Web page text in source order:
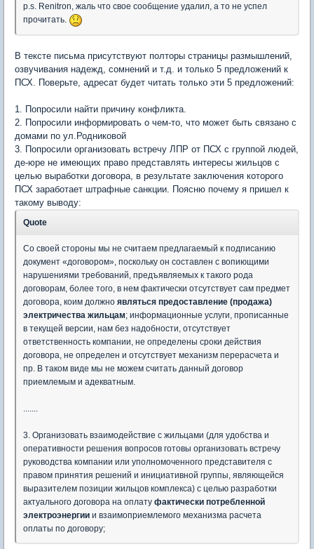
p.s. Renitron, жаль что свое сообщение удалил, а то не успел
прочитать.
В тексте письма присутствуют полторы страницы размышлений,
озвучивания надежд, сомнений и т.д. и только 5 предложений к
ПСХ. Поверьте, адресат будет читать только эти 5 предложений:
1. Попросили найти причину конфликта.
2. Попросили информировать о чем-то, что может быть связано с
домами по ул.Родниковой
3. Попросили организовать встречу ЛПР от ПСХ с группой людей,
де-юре не имеющих право представлять интересы жильцов с
целью выработки договора, в результате заключения которого
ПСХ заработает штрафные санкции. Поясню почему я пришел к
такому выводу:
Quote
Со своей стороны мы не считаем предлагаемый к подписанию
документ «договором», поскольку он составлен с вопиющими
нарушениями требований, предъявляемых к такого рода
договорам, более того, в нем фактически отсутствует сам предмет
договора, коим должно являться предоставление (продажа)
электричества жильцам; информационные услуги, прописанные
в текущей версии, нам без надобности, отсутствует
ответственность компании, не определены сроки действия
договора, не определен и отсутствует механизм перерасчета и
пр. В таком виде мы не можем считать данный договор
приемлемым и адекватным.
3. Организовать взаимодействие с жильцами (для удобства и
оперативности решения вопросов готовы организовать встречу
руководства компании или уполномоченного представителя с
правом принятия решений и инициативной группы, являющейся
выразителем позиции жильцов комплекса) с целью разработки
актуального договора на оплату фактически потребленной
электроэнергии и взаимоприемлемого механизма расчета
оплаты по договору;